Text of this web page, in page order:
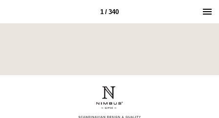
1 / 340